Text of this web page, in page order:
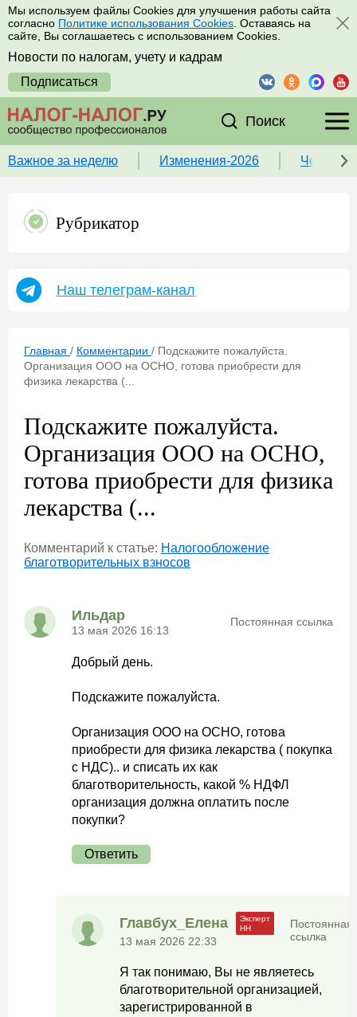
Мы используем файлы Cookies для улучшения работы сайта
согласно Политике использования Cookies . Оставаясь на
сайте, Вы соглашаетесь с использованием Cookies.
Новости по налогам, учету и кадрам
Подписаться
Поиск
Важное за неделю Изменения-2026 Чек-
Рубрикатор
Наш телеграм-канал
Главная / Комментарии / Подскажите пожалуйста.
Организация ООО на ОСНО, готова приобрести для
физика лекарства (...
Подскажите пожалуйста.
Организация ООО на ОСНО,
готова приобрести для физика
лекарства (...
Комментарий к статье: Налогообложение
благотворительных взносов
Ильдар
13 мая 2026 16:13
Постоянная ссылка
Добрый день.
Подскажите пожалуйста.
Организация ООО на ОСНО, готова
приобрести для физика лекарства ( покупка
с НДС).. и списать их как
благотворительность, какой % НДФЛ
организация должна оплатить после
покупки?
Ответить
Главбух_Елена
13 мая 2026 22:33
Постоянная
ссылка
Я так понимаю, Вы не являетесь
благотворительной организацией,
зарегистрированной в